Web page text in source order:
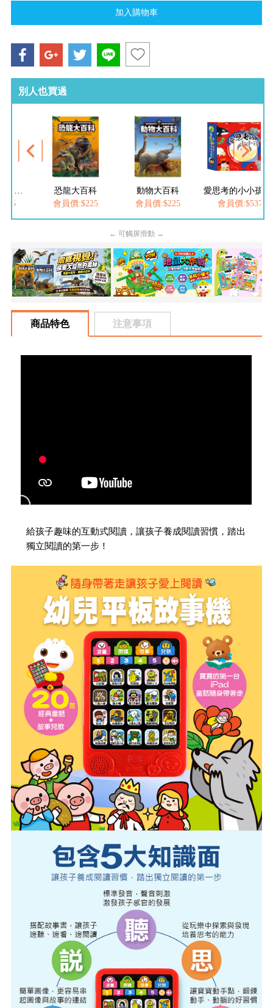
別人也買過
恐龍大百科
會員價:$225
動物大百科
會員價:$225
會員價:$537
← 可觸屏滑動 →
商品特色 注意事項
給孩子趣味的互動式閱讀，讓孩子養成閱讀習慣，踏出
獨立閱讀的第一步！